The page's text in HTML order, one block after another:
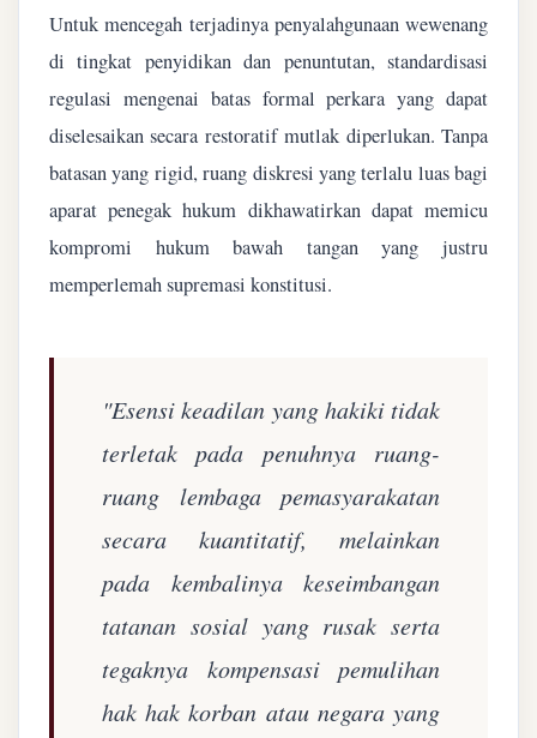
Untuk mencegah terjadinya penyalahgunaan wewenang
di tingkat penyidikan dan penuntutan, standardisasi
regulasi mengenai batas formal perkara yang dapat
diselesaikan secara restoratif mutlak diperlukan. Tanpa
batasan yang rigid, ruang diskresi yang terlalu luas bagi
aparat penegak hukum dikhawatirkan dapat memicu
kompromi hukum bawah tangan yang justru
memperlemah supremasi konstitusi.
"Esensi keadilan yang hakiki tidak
terletak pada penuhnya ruang-
ruang lembaga pemasyarakatan
secara kuantitatif, melainkan
pada kembalinya keseimbangan
tatanan sosial yang rusak serta
tegaknya kompensasi pemulihan
hak hak korban atau negara yang